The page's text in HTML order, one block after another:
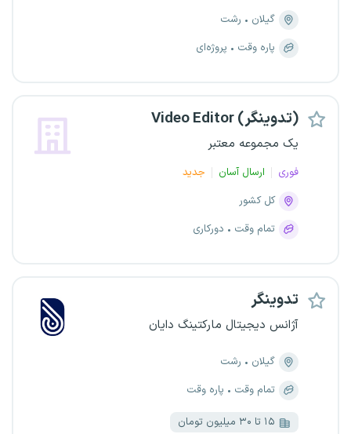
گیلان
رشت
پاره وقت
پروژه‌ای
Video Editor (تدوینگر)
یک مجموعه معتبر
فوری ارسال آسان
جدید
کل کشور
تمام وقت
دورکاری
تدوینگر
آژانس دیجیتال مارکتینگ دایان
گیلان
رشت
تمام وقت
پاره وقت
۱۵ تا ۳۰ میلیون تومان